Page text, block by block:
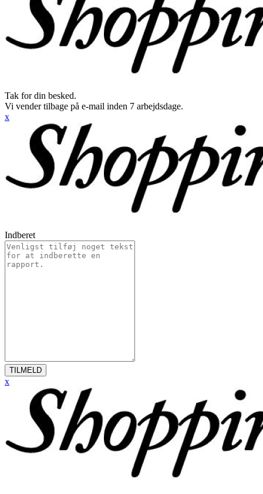
Tak for din besked.
Vi vender tilbage på e-mail inden 7 arbejdsdage.
x
Indberet
TILMELD
x